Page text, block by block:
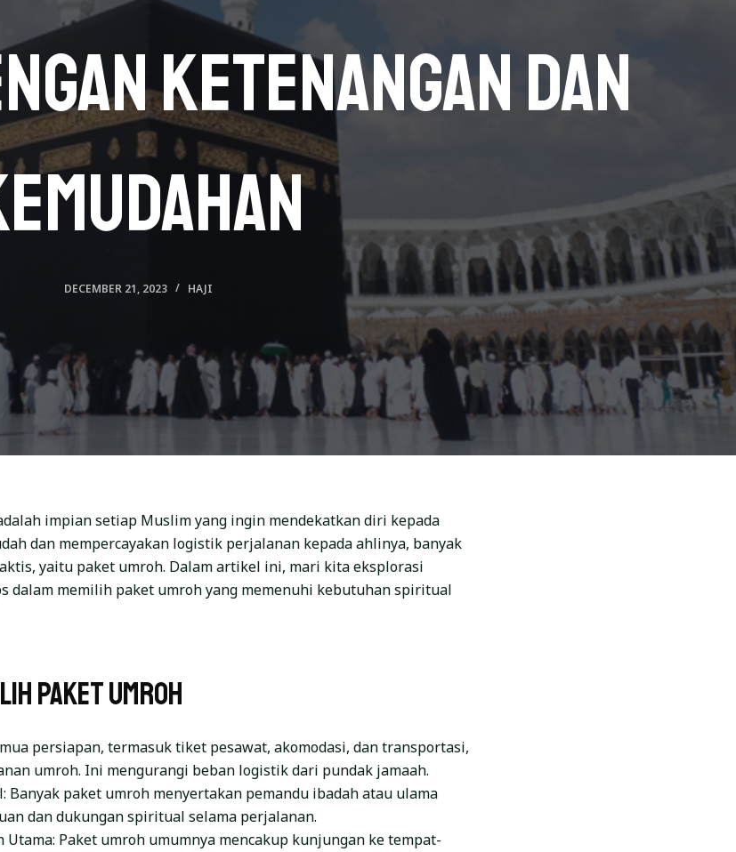
Ketenangan dan
DECEMBER 21, 2023 HAJI
impian setiap Muslim yang ingin mendekatkan diri kepada
dan mempercayakan logistik perjalanan kepada ahlinya, banyak
yaitu paket umroh. Dalam artikel ini, mari kita eksplorasi
dalam memilih paket umroh yang memenuhi kebutuhan spiritual
Paket Umroh
persiapan, termasuk tiket pesawat, akomodasi, dan transportasi,
umroh. Ini mengurangi beban logistik dari pundak jamaah.
Banyak paket umroh menyertakan pemandu ibadah atau ulama
dan dukungan spiritual selama perjalanan.
Utama: Paket umroh umumnya mencakup kunjungan ke tempat-